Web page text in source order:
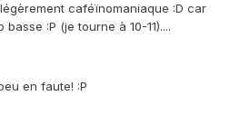
caféïnomaniaque :D car
:P (je tourne à 10-11)....
en faute! :P